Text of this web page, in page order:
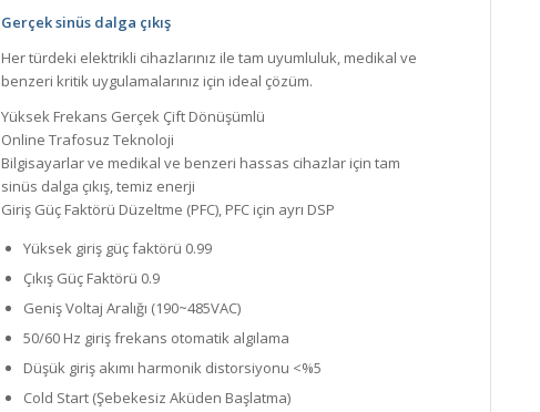
Gerçek sinüs dalga çıkış
Her türdeki elektrikli cihazlarınız ile tam uyumluluk, medikal ve
benzeri kritik uygulamalarınız için ideal çözüm.
Yüksek Frekans Gerçek Çift Dönüşümlü
Online Trafosuz Teknoloji
Bilgisayarlar ve medikal ve benzeri hassas cihazlar için tam
sinüs dalga çıkış, temiz enerji
Giriş Güç Faktörü Düzeltme (PFC), PFC için ayrı DSP
Yüksek giriş güç faktörü 0.99
Çıkış Güç Faktörü 0.9
Geniş Voltaj Aralığı (190~485VAC)
50/60 Hz giriş frekans otomatik algılama
Düşük giriş akımı harmonik distorsiyonu <%5
Cold Start (Şebekesiz Aküden Başlatma)